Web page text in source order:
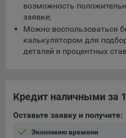
Аналитические файлы cookie
сайта Общества посещаются
выявлять трудности,
сайта, а также позволяют
анализа трафика на сайтах.
9.5. Файлы cookie, применяемые
Google Analytics.
возможность
заявке;
Можно воспользоваться
калькулятором для
деталей и процентных
Кредит наличными за
Оставьте заявку и получите:
Экономию времени